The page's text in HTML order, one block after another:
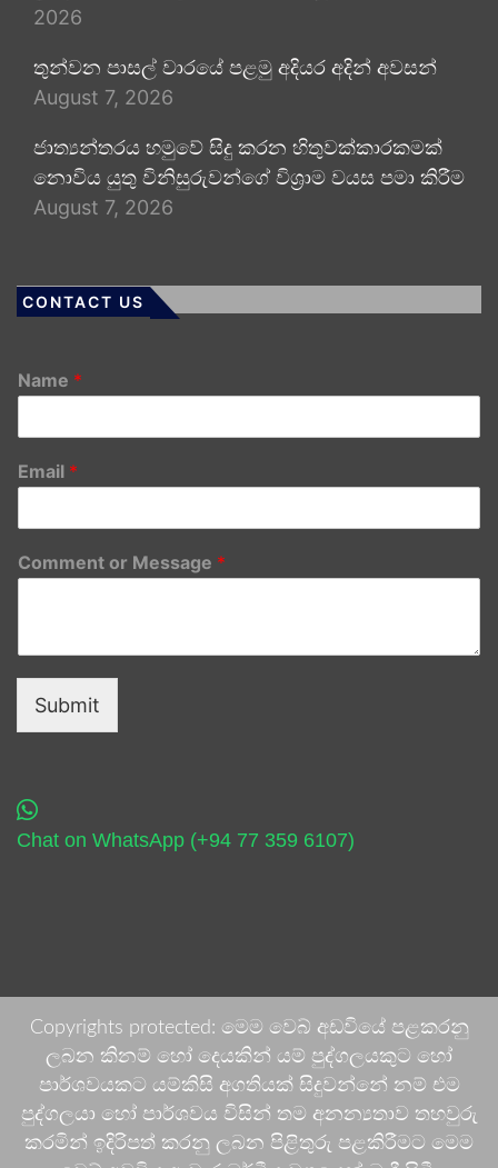
2026
තුන්වන පාසල් වාරයේ පළමු අදියර අදින් අවසන්
August 7, 2026
ජාත්‍යන්තරය හමුවේ සිදු කරන හිතුවක්කාරකමක්
නොවිය යුතු විනිසුරුවන්ගේ විශ්‍රාම වයස පමා කිරීම
August 7, 2026
CONTACT US
Name *
Email *
Comment or Message *
Submit
Chat on WhatsApp (+94 77 359 6107)
Copyrights protected: මෙම වෙබ් අඩවියේ පළකරනු
ලබන කිනම් හෝ දෙයකින් යම් පුද්ගලයකුට හෝ
පාර්ශවයකට යම්කිසි අගතියක් සිදුවන්නේ නම් එම
පුද්ගලයා හෝ පාර්ශවය විසින් තම අනන්‍යතාව තහවුරු
කරමින් ඉදිරිපත් කරනු ලබන පිළිතුරු පළකිරීමට මෙම